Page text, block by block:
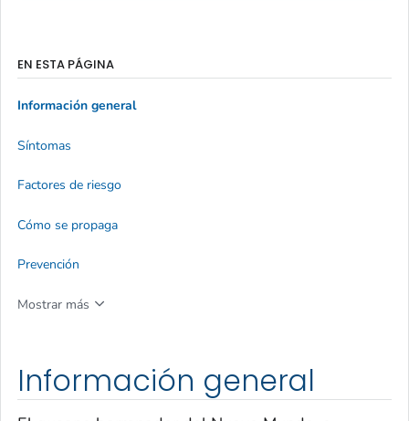
Información general
EN ESTA PÁGINA
Información general
Síntomas
Factores de riesgo
Cómo se propaga
Prevención
Mostrar más